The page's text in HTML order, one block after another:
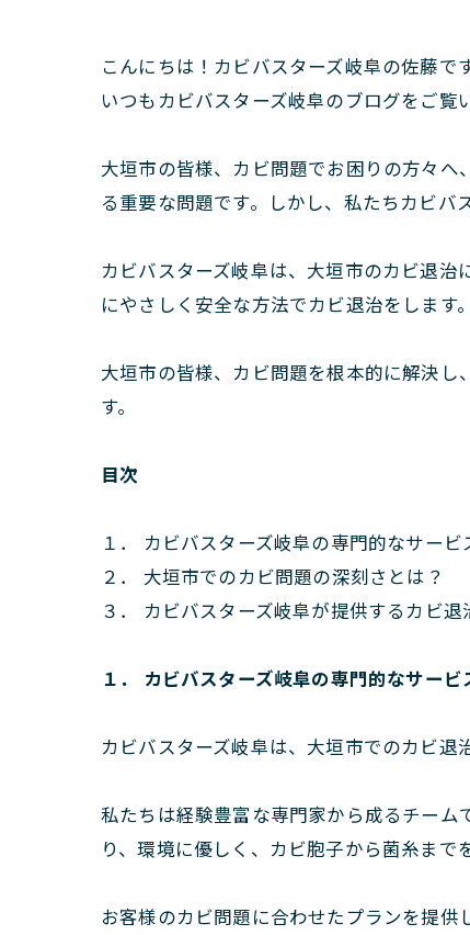
こんにちは！カビバスターズ岐阜の佐藤です
いつもカビバスターズ岐阜のブログをご覧
大垣市の皆様、カビ問題でお困りの方々
る重要な問題です。しかし、私たちカビバ
カビバスターズ岐阜は、大垣市のカビ退
にやさしく安全な方法でカビ退治をします。
大垣市の皆様、カビ問題を根本的に解決
す。
目次
１． カビバスターズ岐阜の専門的なサービ
２． 大垣市でのカビ問題の深刻さとは？
３． カビバスターズ岐阜が提供するカビ退
１． カビバスターズ岐阜の専門的なサービ
カビバスターズ岐阜は、大垣市でのカビ退
私たちは経験豊富な専門家から成るチー
り、環境に優しく、カビ胞子から菌糸まで
お客様のカビ問題に合わせたプランを提